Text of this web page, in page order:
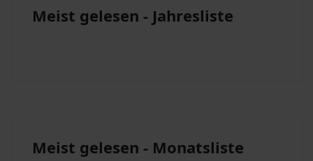
Meist gelesen - Jahresliste
Meist gelesen - Monatsliste